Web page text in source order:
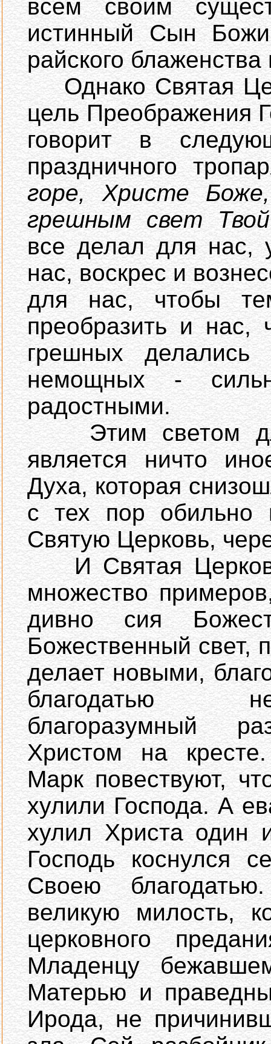
всем своим
истинный Сын
райского
Однако Святая
цель Преображения
говорит в
праздничного
горе, Христе
грешным свет
все делал для нас,
нас, воскрес и
для нас, чтобы
преобразить и
грешных
немощных -
радостными.
Этим светом для
является ничто
Духа, которая
с тех пор обильно
Святую Церковь,
И Святая Церковь
множество
дивно сия
Божественный свет,
делает новыми,
благодатью
благоразумный
Христом на
Марк повествуют,
хулили Господа. А
хулил Христа один
Господь коснулся
Своею
великую милость,
церковного
Младенцу
Матерью и
Ирода, не